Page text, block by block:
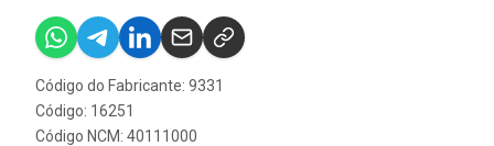
Código do Fabricante: 9331
Código: 16251
Código NCM: 40111000